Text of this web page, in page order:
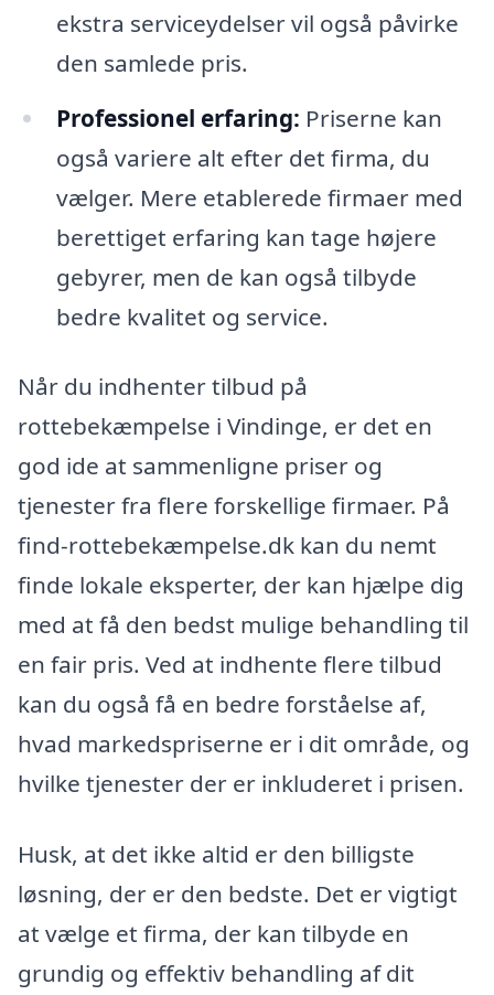
ekstra serviceydelser vil også påvirke
den samlede pris.
Professionel erfaring: Priserne kan
også variere alt efter det firma, du
vælger. Mere etablerede firmaer med
berettiget erfaring kan tage højere
gebyrer, men de kan også tilbyde
bedre kvalitet og service.
Når du indhenter tilbud på
rottebekæmpelse i Vindinge, er det en
god ide at sammenligne priser og
tjenester fra flere forskellige firmaer. På
find-rottebekæmpelse.dk kan du nemt
finde lokale eksperter, der kan hjælpe dig
med at få den bedst mulige behandling til
en fair pris. Ved at indhente flere tilbud
kan du også få en bedre forståelse af,
hvad markedspriserne er i dit område, og
hvilke tjenester der er inkluderet i prisen.
Husk, at det ikke altid er den billigste
løsning, der er den bedste. Det er vigtigt
at vælge et firma, der kan tilbyde en
grundig og effektiv behandling af dit